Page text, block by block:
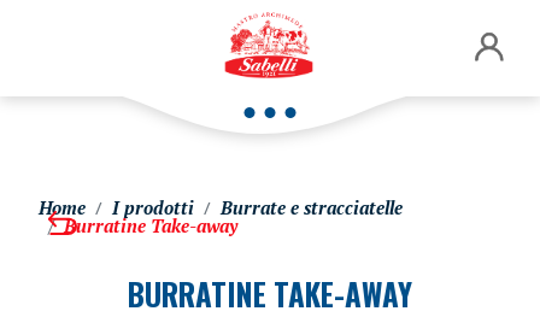
Home I prodotti Burrate e stracciatelle
Burratine Take-away
BURRATINE TAKE-AWAY